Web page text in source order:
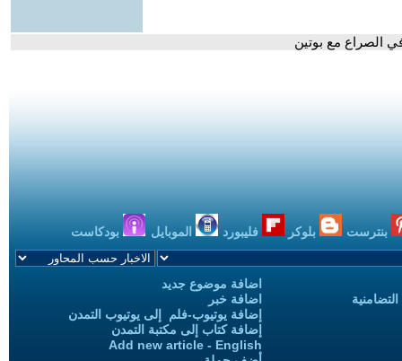
الصراع مع بوتين
بنترست بلوكر فليبورد الموبايل بودكاست
اضافة موضوع جديد
اضافة خبر
إضافة يوتيوب-فلم إلى يوتيوب التمدن
إضافة كتاب إلى مكتبة التمدن
Add new article - English